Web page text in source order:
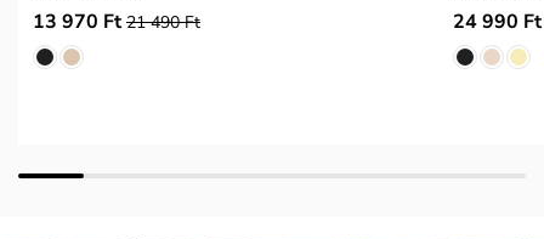
13 970 Ft 21 490 Ft 24 990 Ft